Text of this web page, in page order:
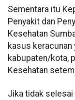
Sementara itu
Penyakit dan
Kesehatan
kasus
kabupaten/kota,
Kesehatan
Jika tidak